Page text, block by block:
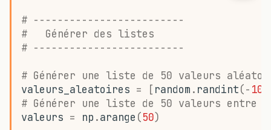
# -------------------------
#   Générer des listes
# -------------------------
# Générer une liste de 50 valeurs
valeurs_aleatoires = [ random . randint(- 100
# Générer une liste de 50 valeurs entre
valeurs = np .arange (50)